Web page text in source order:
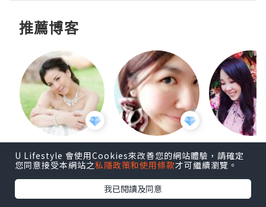
推薦博客
Amy Ng
追蹤
♥Eunice♥
追蹤
U Lifestyle 會使用Cookies來改善您的網站體驗，請確定
您同意接受本網站之私隱政策和使用條款才可繼續瀏覽。
我已閱讀及同意